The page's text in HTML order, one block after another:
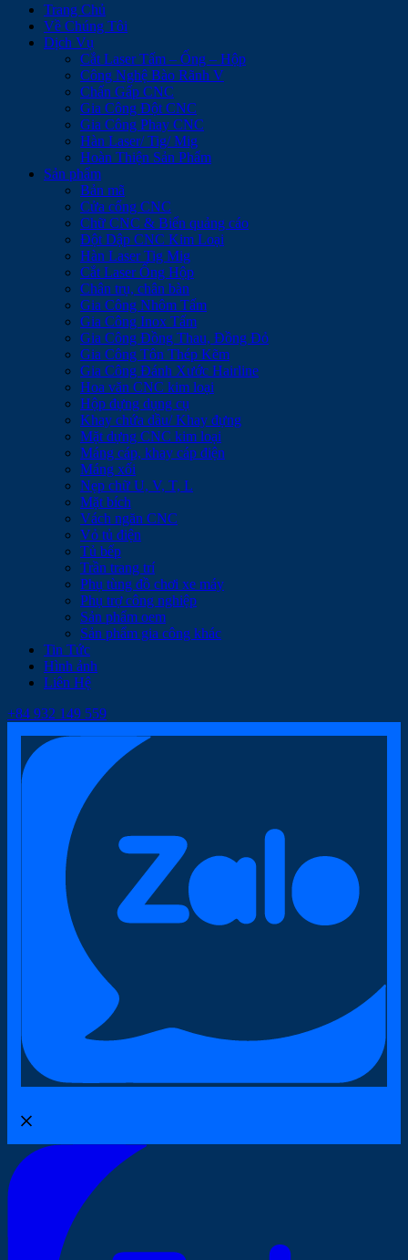
Trang Chủ
Về Chúng Tôi
Dịch Vụ
Cắt Laser Tấm – Ống – Hộp
Công Nghệ Bào Rãnh V
Chấn Gấp CNC
Gia Công Đột CNC
Gia Công Phay CNC
Hàn Laser/ Tig/ Mig
Hoàn Thiện Sản Phẩm
Sản phẩm
Bản mã
Cửa cổng CNC
Chữ CNC & Biển quảng cáo
Đột Dập CNC Kim Loại
Hàn Laser Tig Mig
Cắt Laser Ống Hộp
Chân trụ, chân bàn
Gia Công Nhôm Tấm
Gia Công Inox Tấm
Gia Công Đồng Thau, Đồng Đỏ
Gia Công Tôn Thép Kẽm
Gia Công Đánh Xước Hairline
Hoa văn CNC kim loại
Hộp đựng dụng cụ
Khay chứa dầu/ Khay đựng
Mặt dựng CNC kim loại
Máng cáp, khay cáp điện
Máng xối
Nẹp chữ U, V, T, L
Mặt bích
Vách ngăn CNC
Vỏ tủ điện
Tủ bếp
Trần trang trí
Phụ tùng đồ chơi xe máy
Phụ trợ công nghiệp
Sản phẩm oem
Sản phẩm gia công khác
Tin Tức
Hình ảnh
Liên Hệ
+84 932 149 559